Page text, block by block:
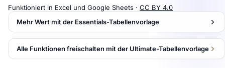
Funktioniert in Excel und Google Sheets · CC BY 4.0
Mehr Wert mit der Essentials-Tabellenvorlage
Alle Funktionen freischalten mit der Ultimate-Tabellenvorlage